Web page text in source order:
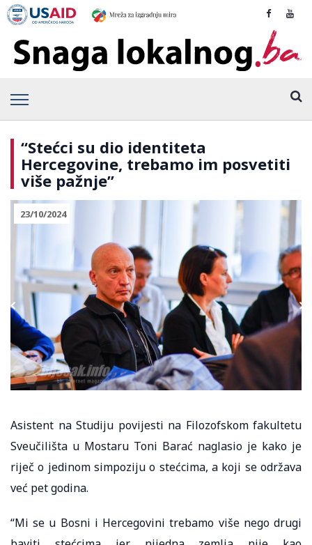
“Stećci su dio identiteta
Hercegovine, trebamo im posvetiti
više pažnje”
23/10/2024
Asistent na Studiju povijesti na Filozofskom fakultetu
Sveučilišta u Mostaru Toni Barać naglasio je kako je
riječ o jedinom simpoziju o stećcima, a koji se održava
već pet godina.
“Mi se u Bosni i Hercegovini trebamo više nego drugi